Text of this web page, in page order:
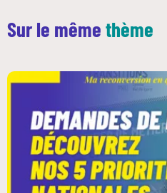
Sur le même thème